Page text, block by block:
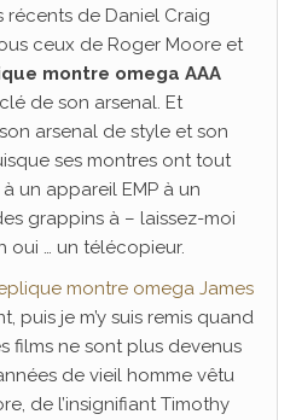
récents de Daniel Craig
ceux de Roger Moore et
montre omega AAA
de son arsenal. Et
arsenal de style et son
ses montres ont tout
un appareil EMP à un
grappins à – laissez-moi
oui … un télécopieur.
montre omega James
puis je m’y suis remis quand
films ne sont plus devenus
de vieil homme vêtu
de l’insignifiant Timothy